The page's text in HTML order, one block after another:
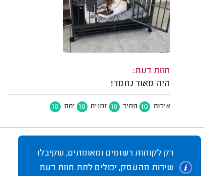
חוות דעת:
היה מאוד נחמד!
איכות 10 מחיר 10 זמנים 10 יחס 10
רק לקוחות רשומים ומאומתים, שקיבלו
שירות מהעסק, יכולים לתת חוות דעת